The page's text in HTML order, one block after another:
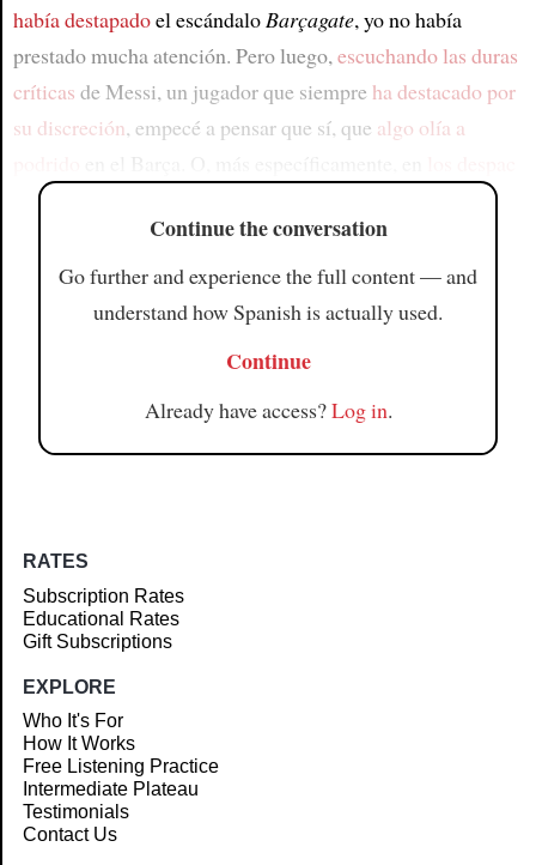
había destapadoel escándaloBarçagate, yo no había
prestado mucha atención. Pero luego,escuchando las duras
críticas de Messi, un jugador que siempreha destacado por
su discreción, empecé a pensar que sí, que algo olía a
Continue the conversation
Go further and experience the full content — and
understand how Spanish is actually used.
Continue
Already have access?Log in.
RATES
Subscription Rates
Educational Rates
Gift Subscriptions
EXPLORE
Who It's For
How It Works
Free Listening Practice
Intermediate Plateau
Testimonials
Contact Us